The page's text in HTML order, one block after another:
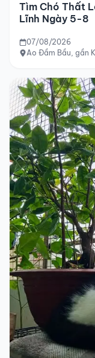
Tìm Chó Thất
Lĩnh Ngày 5-8
07/08/2026
Ao Đầm Bầu, gần